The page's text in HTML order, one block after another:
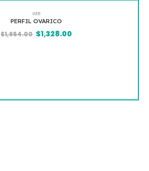
WEB
PERFIL OVARICO
$1,654.00 $1,328.00